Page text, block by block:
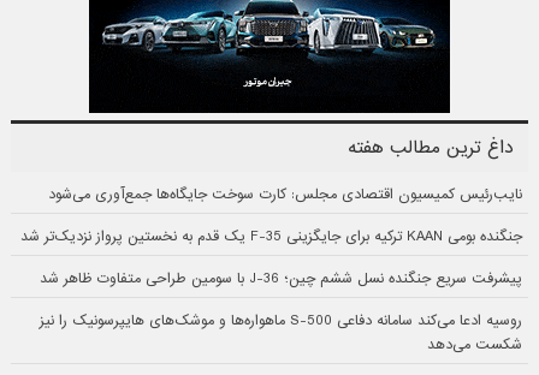
داغ ترین مطالب هفته
نایب‌رئیس کمیسیون اقتصادی مجلس: کارت سوخت جایگاه‌ها جمع‌آوری می‌شود
جنگنده بومی KAAN ترکیه برای جایگزینی F-35 یک قدم به نخستین پرواز نزدیک‌تر شد
پیشرفت سریع جنگنده نسل ششم چین؛ J-36 با سومین طراحی متفاوت ظاهر شد
روسیه ادعا می‌کند سامانه دفاعی S-500 ماهواره‌ها و موشک‌های هایپرسونیک را نیز
شکست می‌دهد